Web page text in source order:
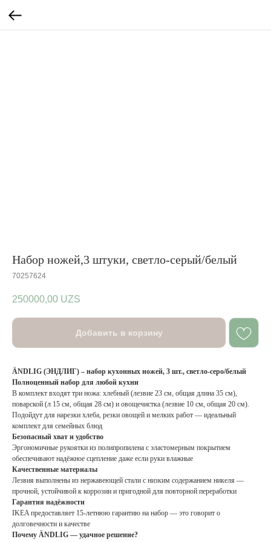
Набор ножей,3 штуки, светло-серый/белый
70257624
250000,00 UZS
Добавить в корзину
ÄNDLIG (ЭНДЛИГ) – набор кухонных ножей, 3 шт., светло‑серо/белый
Полноценный набор для любой кухни
В комплект входят три ножа: хлебный (лезвие 23 см, общая длина 35 см),
поварской (л 15 см, общая 28 см) и овощечистка (лезвие 10 см, общая 20 см).
Подойдут для нарезки хлеба, резки овощей и мелких работ — идеальный
комплект для семейных блюд
Безопасный хват и удобство
Эргономичные рукоятки из полипропилена с эластомерным покрытием
обеспечивают надёжное сцепление даже если руки влажные
Качественные материалы
Лезвия выполнены из нержавеющей стали с низким содержанием никеля —
прочной, устойчивой к коррозии и пригодной для повторной переработки
Гарантия надёжности
IKEA предоставляет 15-летнюю гарантию на набор — это говорит о
долговечности и качестве
Почему ÄNDLIG — удачное решение?